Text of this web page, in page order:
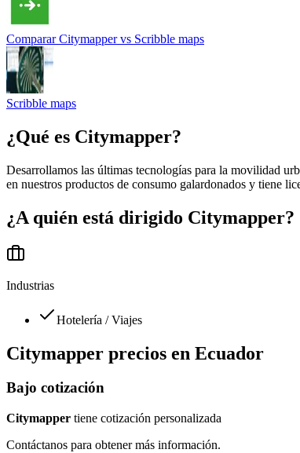
Comparar Citymappervs Scribble maps
Scribble maps
¿Qué es Citymapper?
Desarrollamos las últimas tecnologías para la movilidad
en nuestros productos de consumo galardonados y tiene
¿A quién está dirigido Citymapper?
Industrias
Hotelería / Viajes
Citymapper precios en Ecuador
Bajo cotización
Citymapper tiene cotización personalizada
Contáctanos para obtener más información.